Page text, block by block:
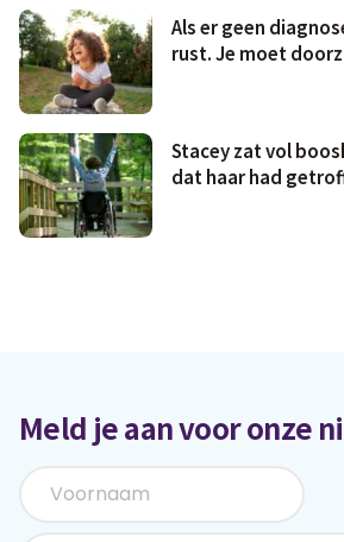
Als er geen
rust. Je moet
Stacey zat vol
dat haar had
Meld je aan voor onze